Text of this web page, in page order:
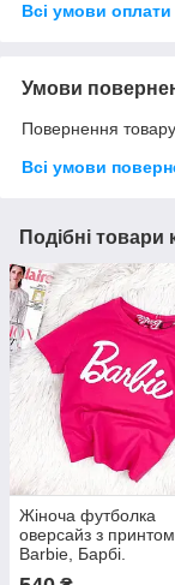
Всі умови оплати
Умови
Повернення
Всі умови
Подібні товари
Жіноча футболка
оверсайз з принтом
Barbie, Барбі.